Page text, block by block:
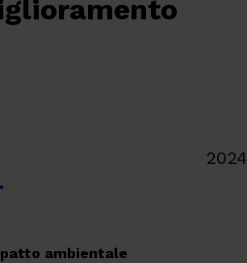
2024
ambientale